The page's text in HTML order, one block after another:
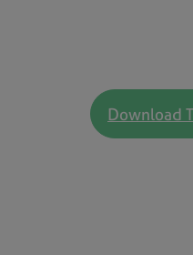
Download